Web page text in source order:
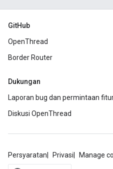
GitHub
OpenThread
Border Router
Dukungan
Laporan bug dan permintaan
Diskusi OpenThread
Persyaratan Privasi Manage